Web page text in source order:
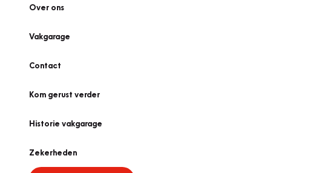
Over ons
Vakgarage
Contact
Kom gerust verder
Historie vakgarage
Zekerheden